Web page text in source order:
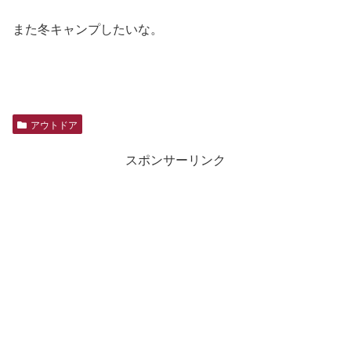
また冬キャンプしたいな。
アウトドア
スポンサーリンク